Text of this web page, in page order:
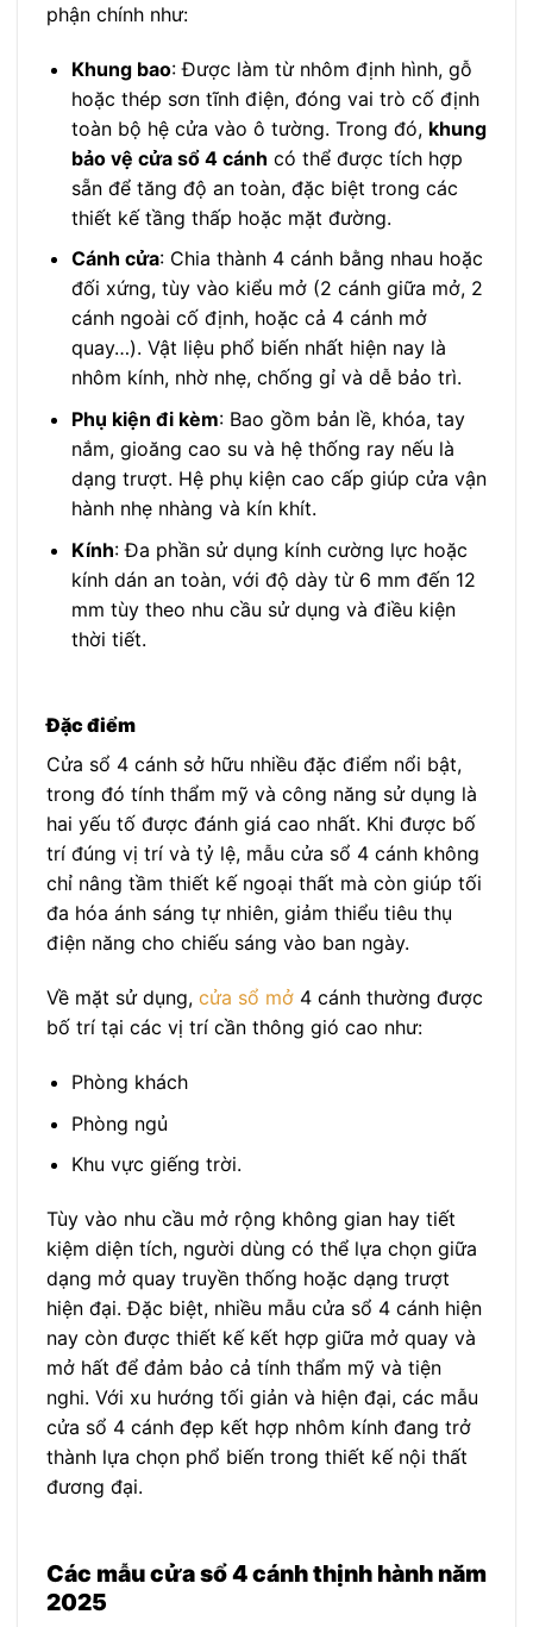
phận chính như:
Khung bao: Được làm từ nhôm định hình, gỗ
hoặc thép sơn tĩnh điện, đóng vai trò cố định
toàn bộ hệ cửa vào ô tường. Trong đó, khung
bảo vệ cửa sổ 4 cánh có thể được tích hợp
sẵn để tăng độ an toàn, đặc biệt trong các
thiết kế tầng thấp hoặc mặt đường.
Cánh cửa: Chia thành 4 cánh bằng nhau hoặc
đối xứng, tùy vào kiểu mở (2 cánh giữa mở, 2
cánh ngoài cố định, hoặc cả 4 cánh mở
quay…). Vật liệu phổ biến nhất hiện nay là
nhôm kính, nhờ nhẹ, chống gỉ và dễ bảo trì.
Phụ kiện đi kèm: Bao gồm bản lề, khóa, tay
nắm, gioăng cao su và hệ thống ray nếu là
dạng trượt. Hệ phụ kiện cao cấp giúp cửa vận
hành nhẹ nhàng và kín khít.
Kính: Đa phần sử dụng kính cường lực hoặc
kính dán an toàn, với độ dày từ 6 mm đến 12
mm tùy theo nhu cầu sử dụng và điều kiện
thời tiết.
Đặc điểm
Cửa sổ 4 cánh sở hữu nhiều đặc điểm nổi bật,
trong đó tính thẩm mỹ và công năng sử dụng là
hai yếu tố được đánh giá cao nhất. Khi được bố
trí đúng vị trí và tỷ lệ, mẫu cửa sổ 4 cánh không
chỉ nâng tầm thiết kế ngoại thất mà còn giúp tối
đa hóa ánh sáng tự nhiên, giảm thiểu tiêu thụ
điện năng cho chiếu sáng vào ban ngày.
Về mặt sử dụng, cửa sổ mở 4 cánh thường được
bố trí tại các vị trí cần thông gió cao như:
Phòng khách
Phòng ngủ
Khu vực giếng trời.
Tùy vào nhu cầu mở rộng không gian hay tiết
kiệm diện tích, người dùng có thể lựa chọn giữa
dạng mở quay truyền thống hoặc dạng trượt
hiện đại. Đặc biệt, nhiều mẫu cửa sổ 4 cánh hiện
nay còn được thiết kế kết hợp giữa mở quay và
mở hất để đảm bảo cả tính thẩm mỹ và tiện
nghi. Với xu hướng tối giản và hiện đại, các mẫu
cửa sổ 4 cánh đẹp kết hợp nhôm kính đang trở
thành lựa chọn phổ biến trong thiết kế nội thất
đương đại.
Các mẫu cửa sổ 4 cánh thịnh hành năm
2025